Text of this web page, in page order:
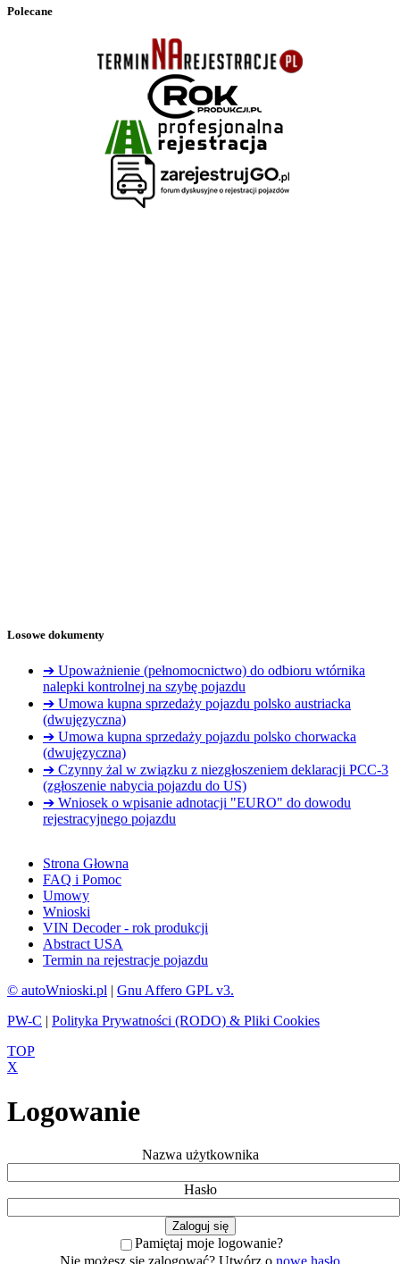
Polecane
Losowe dokumenty
➔ Upoważnienie (pełnomocnictwo) do odbioru wtórnika
nalepki kontrolnej na szybę pojazdu
➔ Umowa kupna sprzedaży pojazdu polsko austriacka
(dwujęzyczna)
➔ Umowa kupna sprzedaży pojazdu polsko chorwacka
(dwujęzyczna)
➔ Czynny żal w związku z niezgłoszeniem deklaracji PCC-3
(zgłoszenie nabycia pojazdu do US)
➔ Wniosek o wpisanie adnotacji "EURO" do dowodu
rejestracyjnego pojazdu
Strona Głowna
FAQ i Pomoc
Umowy
Wnioski
VIN Decoder - rok produkcji
Abstract USA
Termin na rejestracje pojazdu
© autoWnioski.pl | Gnu Affero GPL v3.
PW-C | Polityka Prywatności (RODO) & Pliki Cookies
TOP
X
Logowanie
Nazwa użytkownika
Hasło
Pamiętaj moje logowanie?
Nie możesz się zalogować? Utwórz o nowe hasło